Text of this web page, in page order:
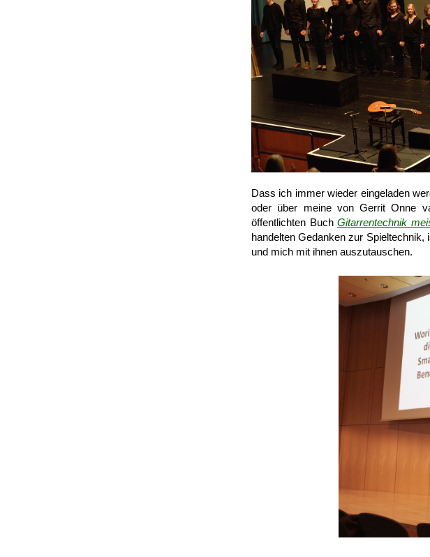
Dass ich immer wieder eingeladen
oder über meine von Gerrit Onne
öffentlichten Buch Gitarren­technik
handelten Ge­danken zur
und mich mit ihnen aus­zutauschen.